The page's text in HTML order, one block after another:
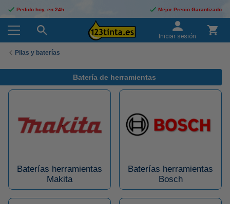
Pedido hoy, en 24h Mejor Precio Garantizado
Iniciar sesión
Pilas y baterías
Batería de herramientas
Baterías herramientas
Makita
Baterías herramientas
Bosch